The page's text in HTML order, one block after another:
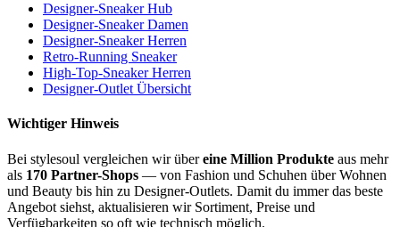
Designer-Sneaker Hub
Designer-Sneaker Damen
Designer-Sneaker Herren
Retro-Running Sneaker
High-Top-Sneaker Herren
Designer-Outlet Übersicht
Wichtiger Hinweis
Bei stylesoul vergleichen wir übereine Million Produkte aus mehr
als 170 Partner-Shops — von Fashion und Schuhen über Wohnen
und Beauty bis hin zu Designer-Outlets. Damit du immer das beste
Angebot siehst, aktualisieren wir Sortiment, Preise und
Verfügbarkeiten so oft wie technisch möglich.